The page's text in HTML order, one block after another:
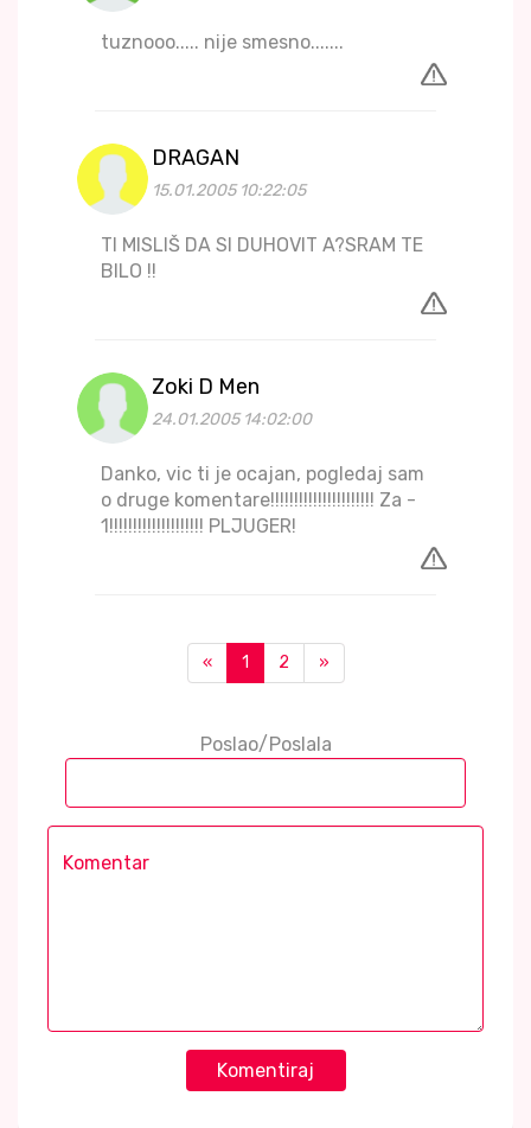
tuznooo..... nije smesno.......
DRAGAN
15.01.2005 10:22:05
TI MISLIŠ DA SI DUHOVIT A?SRAM TE
BILO !!
Zoki D Men
24.01.2005 14:02:00
Danko, vic ti je ocajan, pogledaj sam
o druge komentare!!!!!!!!!!!!!!!!!!!!!! Za -
1!!!!!!!!!!!!!!!!!!!! PLJUGER!
« 1 2 »
Poslao/Poslala
Komentiraj